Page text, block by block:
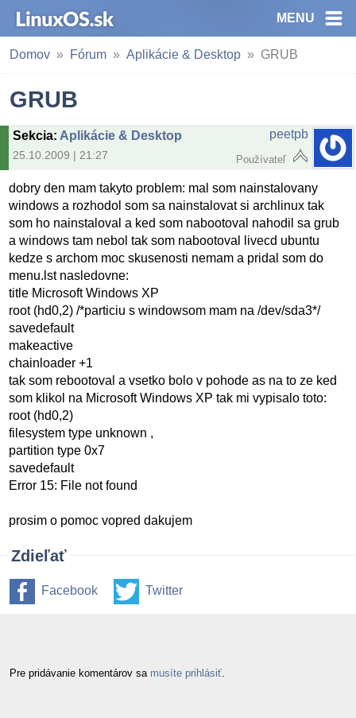
MENU
Domov Fórum Aplikácie & Desktop GRUB
GRUB
Sekcia: Aplikácie & Desktop
25.10.2009 | 21:27
peetpb
Používateľ
dobry den mam takyto problem: mal som nainstalovany
windows a rozhodol som sa nainstalovat si archlinux tak
som ho nainstaloval a ked som nabootoval nahodil sa grub
a windows tam nebol tak som nabootoval livecd ubuntu
kedze s archom moc skusenosti nemam a pridal som do
menu.lst nasledovne:
title Microsoft Windows XP
root (hd0,2) /*particiu s windowsom mam na /dev/sda3*/
savedefault
makeactive
chainloader +1
tak som rebootoval a vsetko bolo v pohode as na to ze ked
som klikol na Microsoft Windows XP tak mi vypisalo toto:
root (hd0,2)
filesystem type unknown ,
partition type 0x7
savedefault
Error 15: File not found
prosim o pomoc vopred dakujem
Zdieľať
Facebook Twitter
Pre pridávanie komentárov sa musíte prihlásiť